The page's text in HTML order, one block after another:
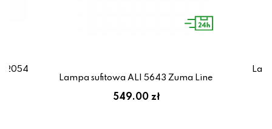
Lampa sufitowa ALI 5643 Zuma Line
549.00 zł